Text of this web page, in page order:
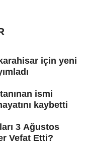
için yeni
ismi
kaybetti
3 Ağustos
Vefat Etti?